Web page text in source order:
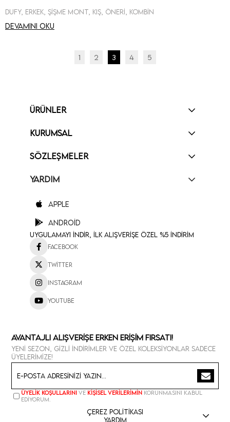
Dufy, Erkek, Şişme Mont, Kış, Öneri, Kombin
Devamını oku
1 2 3 4 5
ÜRÜNLER
KURUMSAL
SÖZLEŞMELER
YARDIM
Apple
Android
Uygulamayı İndir, İlk Alışverişe Özel %5 İndirim
Facebook
Twitter
Instagram
Youtube
Avantajlı Alışverişe Erken Erişim Fırsatı!
Yeni sezon, gizli indirimler ve özel koleksiyonlar sadece
üyelerimize!
Üyelik koşullarını ve kişisel verilerimin korunmasını kabul
ediyorum.
Çerez Politikası
Yardım